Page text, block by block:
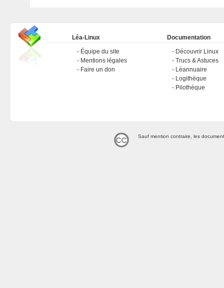
Léa-Linux
Équipe du site
Mentions légales
Faire un don
Documentation
Découvrir Linux
Trucs & Astuces
Léannuaire
Logithèque
Pilothèque
Sauf mention contraire, les